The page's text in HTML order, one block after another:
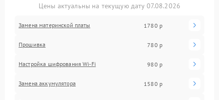
Цены актуальны на текущую дату 07.08.2026
Замена материнской платы 1780 р
Прошивка 780 р
Настройка шифрования Wi-Fi 980 р
Замена аккумулятора 1580 р